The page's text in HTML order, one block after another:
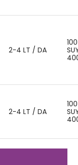
2-4 LT / DA
2-4 LT / DA